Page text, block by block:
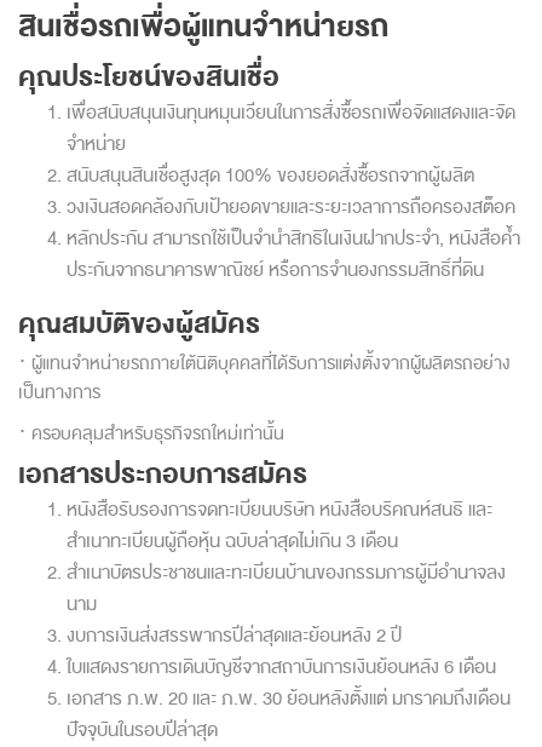
สินเชื่อรถเพื่อผู้แทนจำหน่ายรถ
คุณประโยชน์ของสินเชื่อ
เพื่อสนับสนุนเงินทุนหมุนเวียนในการสั่งซื้อรถเพื่อจัดแสดงและจัด
จำหน่าย
สนับสนุนสินเชื่อสูงสุด 100% ของยอดสั่งซื้อรถจากผู้ผลิต
วงเงินสอดคล้องกับเป้ายอดขายและระยะเวลาการถือครองสต็อค
หลักประกัน สามารถใช้เป็นจำนำสิทธิในเงินฝากประจำ, หนังสือค้ำ
ประกันจากธนาคารพาณิชย์ หรือการจำนองกรรมสิทธิ์ที่ดิน
คุณสมบัติของผู้สมัคร
· ผู้แทนจำหน่ายรถภายใต้นิติบุคคลที่ได้รับการแต่งตั้งจากผู้ผลิตรถอย่าง
เป็นทางการ
· ครอบคลุมสำหรับธุรกิจรถใหม่เท่านั้น
เอกสารประกอบการสมัคร
หนังสือรับรองการจดทะเบียนบริษัท หนังสือบริคณห์สนธิ และ
สำเนาทะเบียนผู้ถือหุ้น ฉบับล่าสุดไม่เกิน 3 เดือน
สำเนาบัตรประชาชนและทะเบียนบ้านของกรรมการผู้มีอำนาจลง
นาม
งบการเงินส่งสรรพากรปีล่าสุดและย้อนหลัง 2 ปี
ใบแสดงรายการเดินบัญชีจากสถาบันการเงินย้อนหลัง 6 เดือน
เอกสาร ภ.พ. 20 และ ภ.พ. 30 ย้อนหลังตั้งแต่ มกราคมถึงเดือน
ปัจจุบันในรอบปีล่าสุด